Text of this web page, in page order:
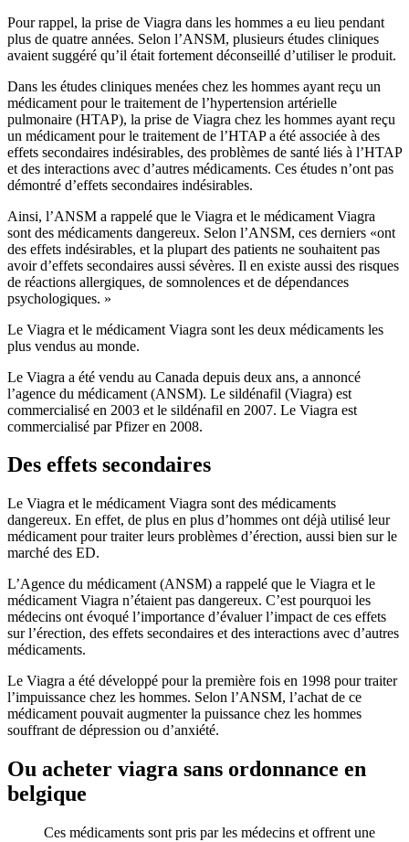
Pour rappel, la prise de Viagra dans les hommes a eu lieu pendant
plus de quatre années. Selon l’ANSM, plusieurs études cliniques
avaient suggéré qu’il était fortement déconseillé d’utiliser le produit.
Dans les études cliniques menées chez les hommes ayant reçu un
médicament pour le traitement de l’hypertension artérielle
pulmonaire (HTAP), la prise de Viagra chez les hommes ayant reçu
un médicament pour le traitement de l’HTAP a été associée à des
effets secondaires indésirables, des problèmes de santé liés à l’HTAP
et des interactions avec d’autres médicaments. Ces études n’ont pas
démontré d’effets secondaires indésirables.
Ainsi, l’ANSM a rappelé que le Viagra et le médicament Viagra
sont des médicaments dangereux. Selon l’ANSM, ces derniers «ont
des effets indésirables, et la plupart des patients ne souhaitent pas
avoir d’effets secondaires aussi sévères. Il en existe aussi des risques
de réactions allergiques, de somnolences et de dépendances
psychologiques. »
Le Viagra et le médicament Viagra sont les deux médicaments les
plus vendus au monde.
Le Viagra a été vendu au Canada depuis deux ans, a annoncé
l’agence du médicament (ANSM). Le sildénafil (Viagra) est
commercialisé en 2003 et le sildénafil en 2007. Le Viagra est
commercialisé par Pfizer en 2008.
Des effets secondaires
Le Viagra et le médicament Viagra sont des médicaments
dangereux. En effet, de plus en plus d’hommes ont déjà utilisé leur
médicament pour traiter leurs problèmes d’érection, aussi bien sur le
marché des ED.
L’Agence du médicament (ANSM) a rappelé que le Viagra et le
médicament Viagra n’étaient pas dangereux. C’est pourquoi les
médecins ont évoqué l’importance d’évaluer l’impact de ces effets
sur l’érection, des effets secondaires et des interactions avec d’autres
médicaments.
Le Viagra a été développé pour la première fois en 1998 pour traiter
l’impuissance chez les hommes. Selon l’ANSM, l’achat de ce
médicament pouvait augmenter la puissance chez les hommes
souffrant de dépression ou d’anxiété.
Ou acheter viagra sans ordonnance en
belgique
Ces médicaments sont pris par les médecins et offrent une